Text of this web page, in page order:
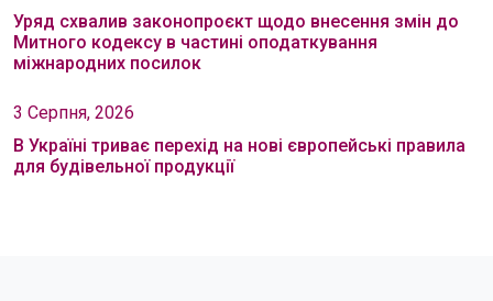
Уряд схвалив законопроєкт щодо внесення змін до
Митного кодексу в частині оподаткування
міжнародних посилок
3 Серпня, 2026
В Україні триває перехід на нові європейські правила
для будівельної продукції